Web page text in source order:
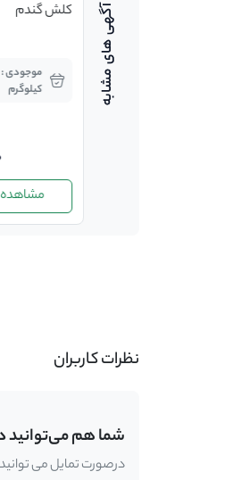
کلش گندم
کیلوگرم
مشاهده
نظرات کاربران
شما هم می‌توانید
درصورت تمایل می